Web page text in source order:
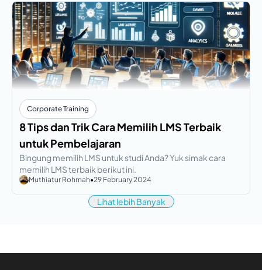
Corporate Training
8 Tips dan Trik Cara Memilih LMS Terbaik
untuk Pembelajaran
Bingung memilih LMS untuk studi Anda? Yuk simak cara
memilih LMS terbaik berikut ini.
Muthiatur Rohmah•29 February 2024
Lihat lebih Banyak